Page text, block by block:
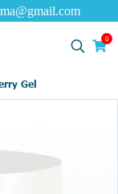
0
Gel